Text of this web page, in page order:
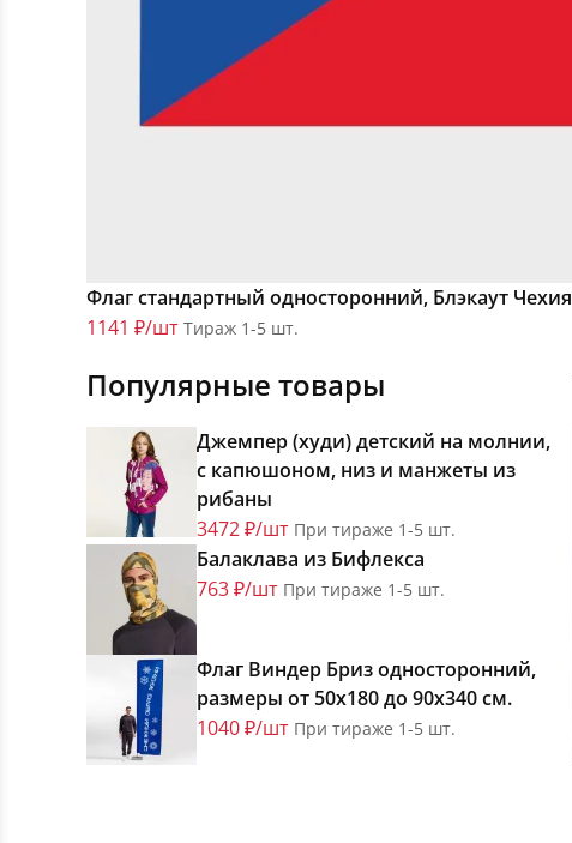
Флаг стандартный односторонний, Блэкаут Чехия
1141 ₽/шт Тираж 1-5 шт.
Популярные товары
Джемпер (худи) детский на молнии,
с капюшоном, низ и манжеты из
рибаны
3472 ₽/шт При тираже 1-5 шт.
Балаклава из Бифлекса
763 ₽/шт При тираже 1-5 шт.
Флаг Виндер Бриз односторонний,
размеры от 50х180 до 90х340 см.
1040 ₽/шт При тираже 1-5 шт.